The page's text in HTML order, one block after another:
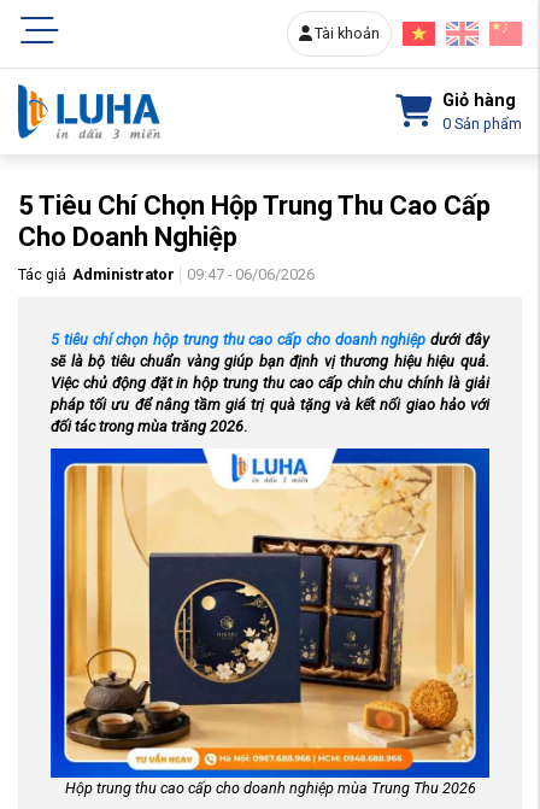
Tài khoản
Giỏ hàng
0 Sản phẩm
5 Tiêu Chí Chọn Hộp Trung Thu Cao Cấp
Cho Doanh Nghiệp
Tác giả Administrator 09:47 - 06/06/2026
5 tiêu chí chọn hộp trung thu cao cấp cho doanh nghiệp dưới đây
sẽ là bộ tiêu chuẩn vàng giúp bạn định vị thương hiệu hiệu quả.
Việc chủ động đặtin hộp trung thu cao cấpchỉn chu chính là giải
pháp tối ưu để nâng tầm giá trị quà tặng và kết nối giao hảo với
đối tác trong mùa trăng 2026.
Hộp trung thu cao cấp cho doanh nghiệp mùa Trung Thu 2026